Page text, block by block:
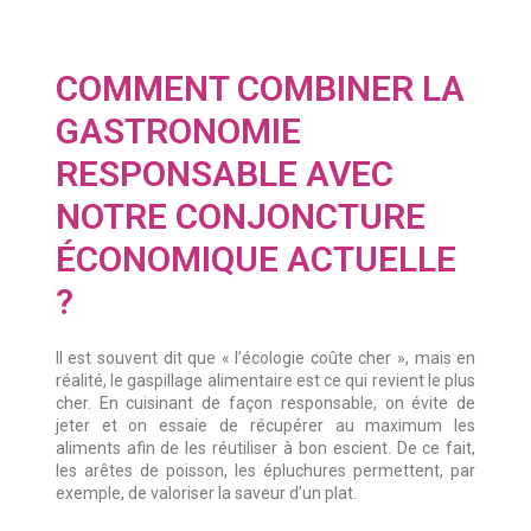
COMMENT COMBINER LA
GASTRONOMIE
RESPONSABLE AVEC
NOTRE CONJONCTURE
ÉCONOMIQUE ACTUELLE
?
Il est souvent dit que « l’écologie coûte cher », mais en
réalité, le gaspillage alimentaire est ce qui revient le plus
cher. En cuisinant de façon responsable, on évite de
jeter et on essaie de récupérer au maximum les
aliments afin de les réutiliser à bon escient. De ce fait,
les arêtes de poisson, les épluchures permettent, par
exemple, de valoriser la saveur d’un plat.